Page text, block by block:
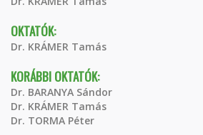
OKTATÓK:
Dr. KRÁMER Tamás
KORÁBBI OKTATÓK:
Dr. BARANYA Sándor
Dr. KRÁMER Tamás
Dr. TORMA Péter